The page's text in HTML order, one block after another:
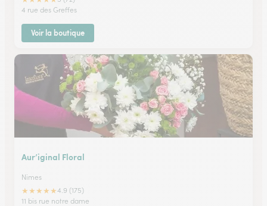
4 rue des Greffes
Voir la boutique
Aur’iginal Floral
Nimes
★★★★★4.9 (175)
11 bis rue notre dame